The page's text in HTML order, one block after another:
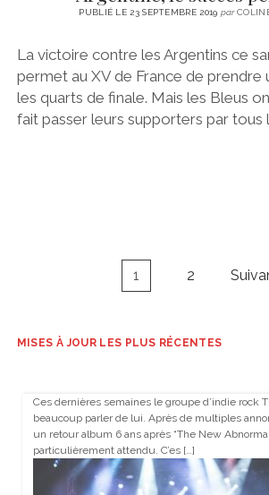
PUBLIÉ LE 23 SEPTEMBRE 2019 par
La victoire contre les Argentins ce
permet au XV de France de prendre
les quarts de finale. Mais les Bleus
fait passer leurs supporters par tous
1 2
MISES À JOUR LES PLUS RÉCENTES
Ces dernières semaines le groupe d’indie rock
beaucoup parler de lui. Après de multiples
un retour album 6 ans après “The New
particulièrement attendu. C’es […]